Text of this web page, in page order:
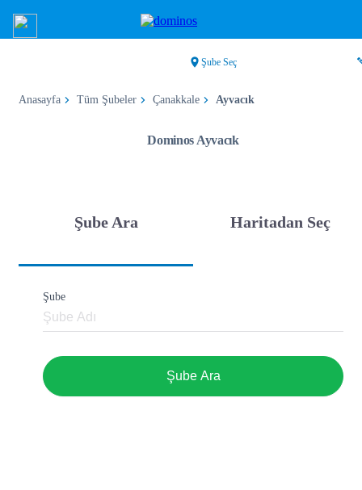
Şube Seç
Anasayfa Tüm Şubeler Çanakkale Ayvacık
Dominos Ayvacık
Şube Ara Haritadan Seç
Şube
Şube Ara